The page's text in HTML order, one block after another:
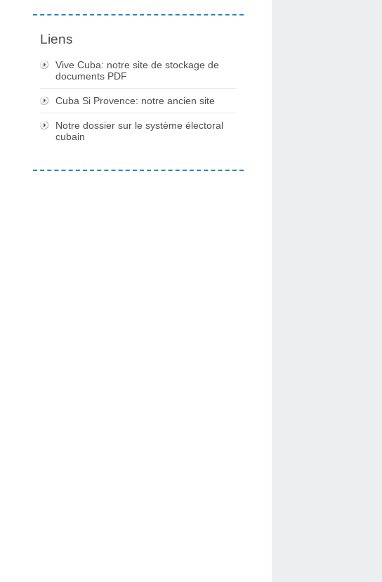
Liens
Vive Cuba: notre site de stockage de
documents PDF
Cuba Si Provence: notre ancien site
Notre dossier sur le système électoral
cubain